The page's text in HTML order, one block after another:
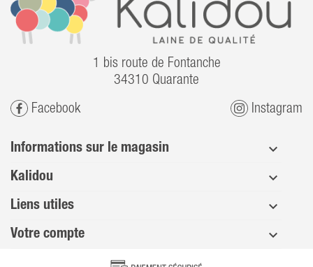
1 bis route de Fontanche
34310 Quarante
Facebook Instagram
Informations sur le magasin
Kalidou
Liens utiles
Votre compte